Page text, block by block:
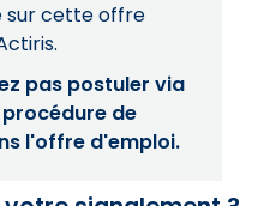
sur cette offre
pas postuler via
de
l'offre d'emploi.